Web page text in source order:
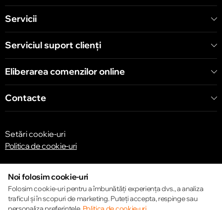
Servicii
Serviciul suport clienţi
Eliberarea comenzilor online
Contacte
Setări cookie-uri
Politica de cookie-uri
© 2013 – 2026 ECOM
Noi folosim cookie-uri
Folosim cookie-uri pentru a îmbunătăți experiența dvs., a analiza
traficul și în scopuri de marketing. Puteți accepta, respinge sau